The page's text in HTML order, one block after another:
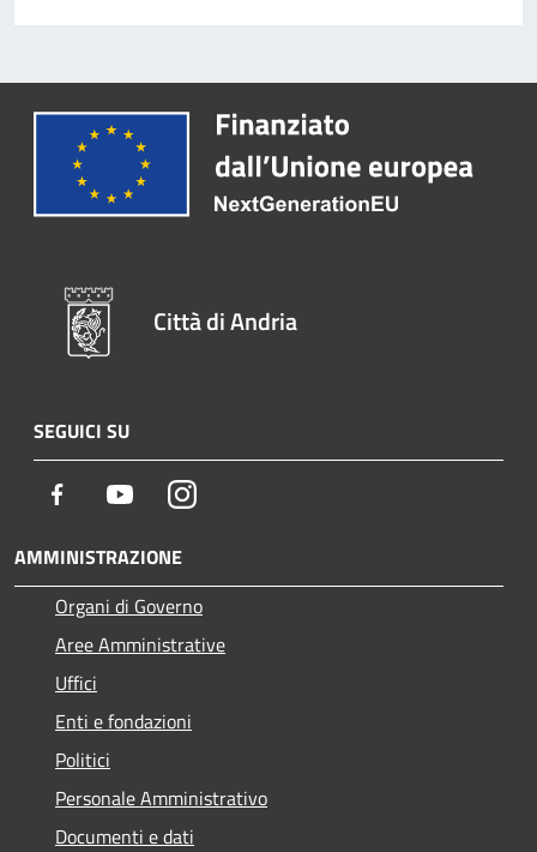
Città di Andria
SEGUICI SU
Facebook YoutubeInstagram
AMMINISTRAZIONE
Organi di Governo
Aree Amministrative
Uffici
Enti e fondazioni
Politici
Personale Amministrativo
Documenti e dati